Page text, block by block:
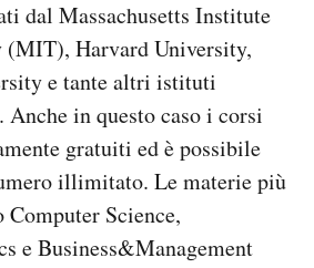
dal Massachusetts Institute
(MIT), Harvard University,
e tante altri istituti
in questo caso i corsi
gratuiti ed è possibile
illimitato. Le materie più
Computer Science,
e Business&Management